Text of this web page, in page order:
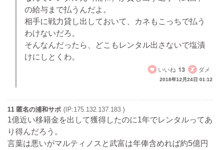
の給与まで払うんだよ。
相手に戦力貸し出しておいて、カネもこっちで払う
わけないだろ。
そんなんだったら、どこもレンタル出さないで塩漬
けにしとくわ。
いいね 13 ダメ
2018年12月24日 01:12
11 匿名の浦和サポ (IP:175.132.137.183 )
1億近い移籍金を出して獲得したのに1年でレンタルってあ
り得んだろう。
言葉は悪いがマルティノスと武富は年俸含めれば約5億円